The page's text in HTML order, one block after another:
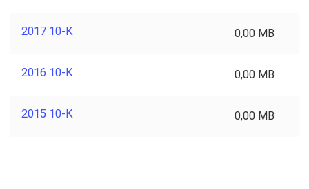
2017 10-K 0,00 MB
2016 10-K 0,00 MB
2015 10-K 0,00 MB